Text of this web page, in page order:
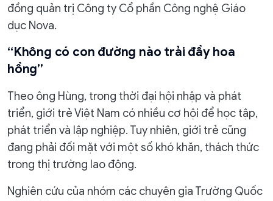
đồng quản trị Công ty Cổ phần Công nghệ Giáo
dục Nova.
“Không có con đường nào trải đầy hoa
hồng”
Theo ông Hùng, trong thời đại hội nhập và phát
triển, giới trẻ Việt Nam có nhiều cơ hội để học tập,
phát triển và lập nghiệp. Tuy nhiên, giới trẻ cũng
đang phải đối mặt với một số khó khăn, thách thức
trong thị trường lao động.
Nghiên cứu của nhóm các chuyên gia Trường Quốc